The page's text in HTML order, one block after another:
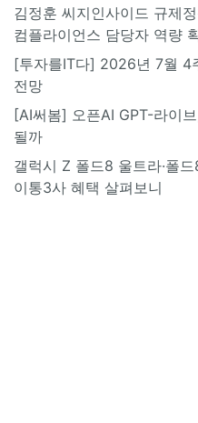
김정훈 씨지인사이드 규제
컴플라이언스 담당자 역량
[투자를IT다] 2026년 7월 4
전망
[AI써봄] 오픈AI GPT-라이
될까
갤럭시 Z 폴드8 울트라·폴
이통3사 혜택 살펴보니